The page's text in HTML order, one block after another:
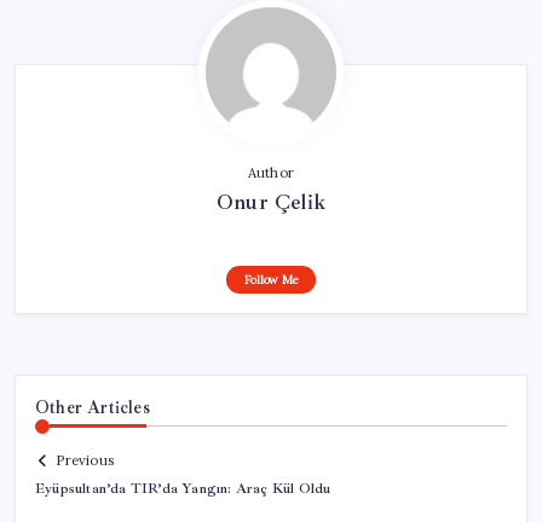
Author
Onur Çelik
Follow Me
Other Articles
Previous
Eyüpsultan’da TIR’da Yangın: Araç Kül Oldu